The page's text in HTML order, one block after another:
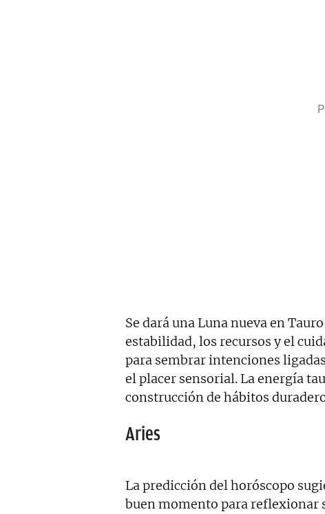
Se dará una Luna nueva en
estabilidad, los recursos y el
para sembrar intenciones
el placer sensorial. La energía
construcción de hábitos
Aries
La predicción del horóscopo
buen momento para reflexionar